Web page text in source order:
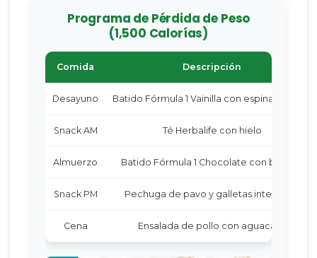
Programa de Pérdida de Peso
(1,500 Calorías)
Comida Descripción
Desayuno Batido Fórmula 1 Vainilla con espinaca y kiwi
Snack AM Té Herbalife con hielo
Almuerzo Batido Fórmula 1 Chocolate con banana
Snack PM Pechuga de pavo y galletas integrales
Cena Ensalada de pollo con aguacate